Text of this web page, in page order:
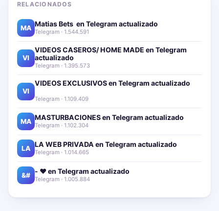
RELACIONADOS
MA Matias Bets ‍ en Telegram actualizado📱🔥
Telegram · 1.544.591
VI
VIDEOS CASEROS/ HOME MADE en Telegram
actualizado📱🔥
Telegram · 1.395.573
VI
VIDEOS EXCLUSIVOS en Telegram actualizado📱
Telegram · 1.109.409
MA MASTURBACIONES en Telegram actualizado📱🔥
Telegram · 1.102.304
LA LA WEB PRIVADA en Telegram actualizado📱🔥
Telegram · 1.014.665
&# - ❤️ en Telegram actualizado📱🔥
Telegram · 1.005.884